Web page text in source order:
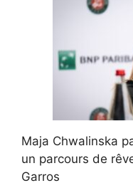
Maja Chwalinska
un parcours de
Garros